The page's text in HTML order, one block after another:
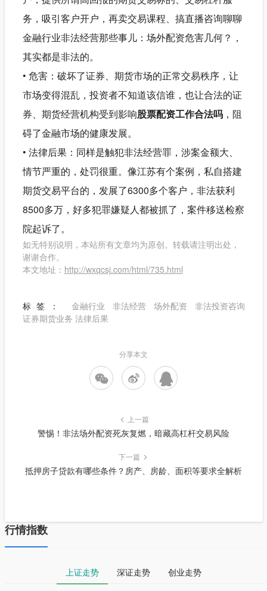
务，吸引客户开户，再卖交易课程、搞直播咨询聊聊
金融行业非法经营那些事儿：场外配资危害几何？，
其实都是非法的。
• 危害：破坏了证券、期货市场的正常交易秩序，让
市场变得混乱，投资者不知道该信谁，也让合法的证
券、期货经营机构受到影响股票配资工作合法吗，阻
碍了金融市场的健康发展。
• 法律后果：同样是触犯非法经营罪，涉案金额大、
情节严重的，处罚很重。像江苏有个案例，私自搭建
期货交易平台的，发展了6300多个客户，非法获利
8500多万，好多犯罪嫌疑人都被抓了，案件移送检察
院起诉了。
如无特别说明，本站所有文章均为原创。转载请注明出处，
谢谢合作。
本文地址： http://wxqcsj.com/html/735.html
标签： 金融行业 非法经营 场外配资
非法投资咨询
证券期货业务 法律后果
分享本文
上一篇
警惕！非法场外配资死灰复燃，暗藏高杠杆交易风险
下一篇
抵押房子贷款有哪些条件？房产、房龄、面积等要求全解析
行情指数
上证走势 深证走势 创业走势